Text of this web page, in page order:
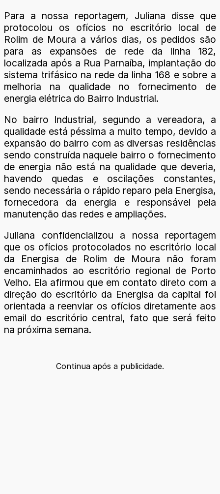
Para a nossa reportagem, Juliana disse que
protocolou os ofícios no escritório local de
Rolim de Moura a vários dias, os pedidos são
para as expansões de rede da linha 182,
localizada após a Rua Parnaíba, implantação do
sistema trifásico na rede da linha 168 e sobre a
melhoria na qualidade no fornecimento de
energia elétrica do Bairro Industrial.
No bairro Industrial, segundo a vereadora, a
qualidade está péssima a muito tempo, devido a
expansão do bairro com as diversas residências
sendo construída naquele bairro o fornecimento
de energia não está na qualidade que deveria,
havendo quedas e oscilações constantes,
sendo necessária o rápido reparo pela Energisa,
fornecedora da energia e responsável pela
manutenção das redes e ampliações.
Juliana confidencializou a nossa reportagem
que os ofícios protocolados no escritório local
da Energisa de Rolim de Moura não foram
encaminhados ao escritório regional de Porto
Velho. Ela afirmou que em contato direto com a
direção do escritório da Energisa da capital foi
orientada a reenviar os ofícios diretamente aos
email do escritório central, fato que será feito
na próxima semana.
Continua após a publicidade.